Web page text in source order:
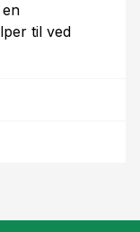
til ved